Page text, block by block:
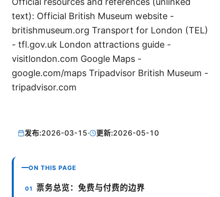
text): Official British Museum website -
britishmuseum.org Transport for London (TEL)
- tfl.gov.uk London attractions guide -
visitlondon.com Google Maps -
google.com/maps Tripadvisor British Museum -
tripadvisor.com
发布:2026-03-15· 更新:2026-05-10
ON THIS PAGE
票务总览：免费与付费的边界